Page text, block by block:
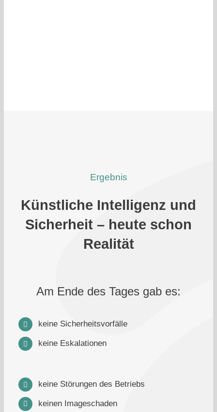
Ergebnis
Künstliche Intelligenz und
Sicherheit – heute schon
Realität
Am Ende des Tages gab es:
keine Sicherheitsvorfälle
keine Eskalationen
keine Störungen des Betriebs
keinen Imageschaden